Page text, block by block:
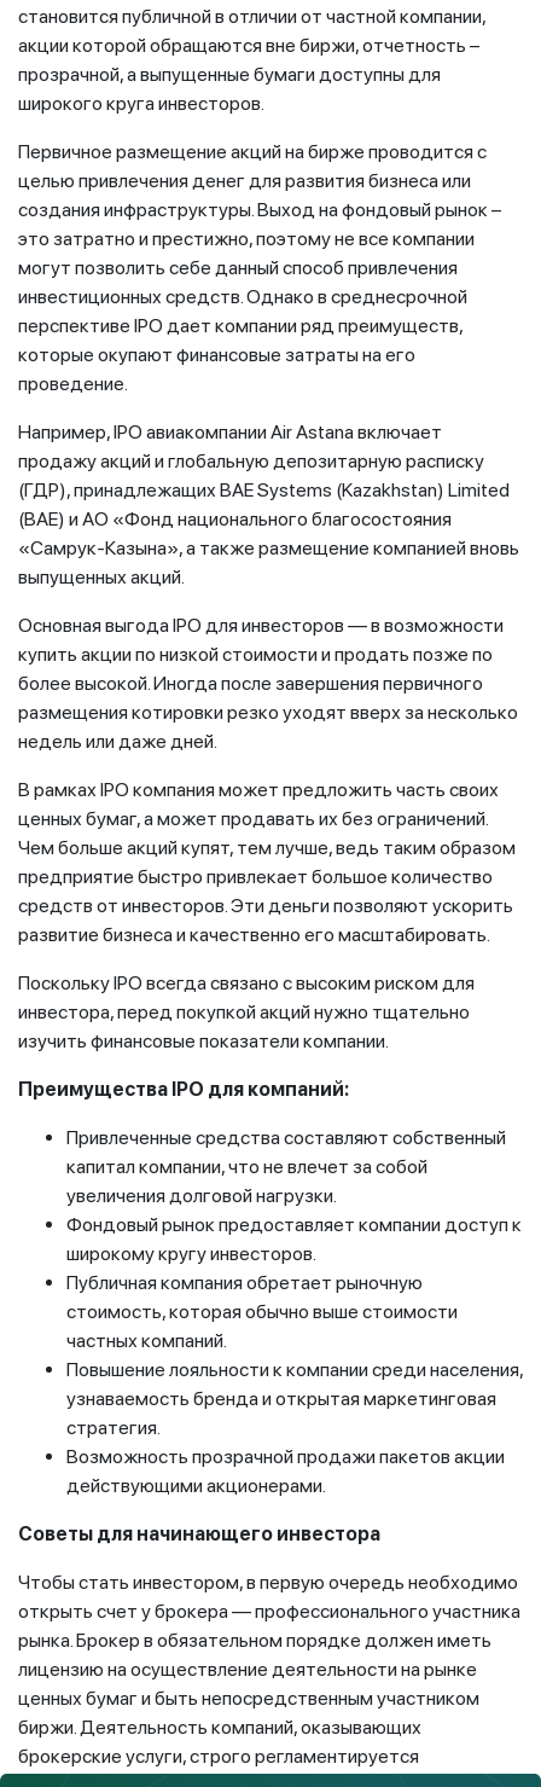
становится публичной в отличии от частной компании,
акции которой обращаются вне биржи, отчетность –
прозрачной, а выпущенные бумаги доступны для
широкого круга инвесторов.
Первичное размещение акций на бирже проводится с
целью привлечения денег для развития бизнеса или
создания инфраструктуры. Выход на фондовый рынок –
это затратно и престижно, поэтому не все компании
могут позволить себе данный способ привлечения
инвестиционных средств. Однако в среднесрочной
перспективе IPO дает компании ряд преимуществ,
которые окупают финансовые затраты на его
проведение.
Например, IPO авиакомпании Air Astana включает
продажу акций и глобальную депозитарную расписку
(ГДР), принадлежащих BAE Systems (Kazakhstan) Limited
(BAE) и АО «Фонд национального благосостояния
«Самрук-Казына», а также размещение компанией вновь
выпущенных акций.
Основная выгода IPO для инвесторов — в возможности
купить акции по низкой стоимости и продать позже по
более высокой. Иногда после завершения первичного
размещения котировки резко уходят вверх за несколько
недель или даже дней.
В рамках IPO компания может предложить часть своих
ценных бумаг, а может продавать их без ограничений.
Чем больше акций купят, тем лучше, ведь таким образом
предприятие быстро привлекает большое количество
средств от инвесторов. Эти деньги позволяют ускорить
развитие бизнеса и качественно его масштабировать.
Поскольку IPO всегда связано с высоким риском для
инвестора, перед покупкой акций нужно тщательно
изучить финансовые показатели компании.
Преимущества IPO для компаний:
Привлеченные средства составляют собственный
капитал компании, что не влечет за собой
увеличения долговой нагрузки.
Фондовый рынок предоставляет компании доступ к
широкому кругу инвесторов.
Публичная компания обретает рыночную
стоимость, которая обычно выше стоимости
частных компаний.
Повышение лояльности к компании среди населения,
узнаваемость бренда и открытая маркетинговая
стратегия.
Возможность прозрачной продажи пакетов акции
действующими акционерами.
Советы для начинающего инвестора
Чтобы стать инвестором, в первую очередь необходимо
открыть счет у брокера — профессионального участника
рынка. Брокер в обязательном порядке должен иметь
лицензию на осуществление деятельности на рынке
ценных бумаг и быть непосредственным участником
биржи. Деятельность компаний, оказывающих
брокерские услуги, строго регламентируется